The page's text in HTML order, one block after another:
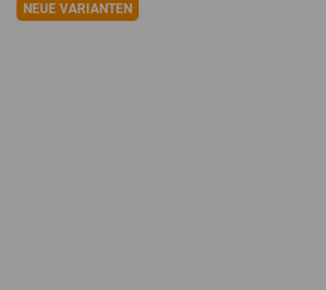
NEUE VARIANTEN